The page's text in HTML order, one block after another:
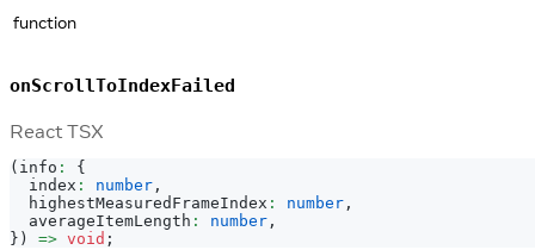
function
onScrollToIndexFailed
React TSX
( info :
{
  index
: number ,
  highestMeasuredFrameIndex
: number ,
  averageItemLength
: number ,
} ) => void ;